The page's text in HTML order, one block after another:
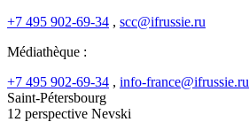
+7 495 902-69-34 , scc@ifrussie.ru
Médiathèque :
+7 495 902-69-34 , info-france@ifrussie.ru
Saint-Pétersbourg
12 perspective Nevski